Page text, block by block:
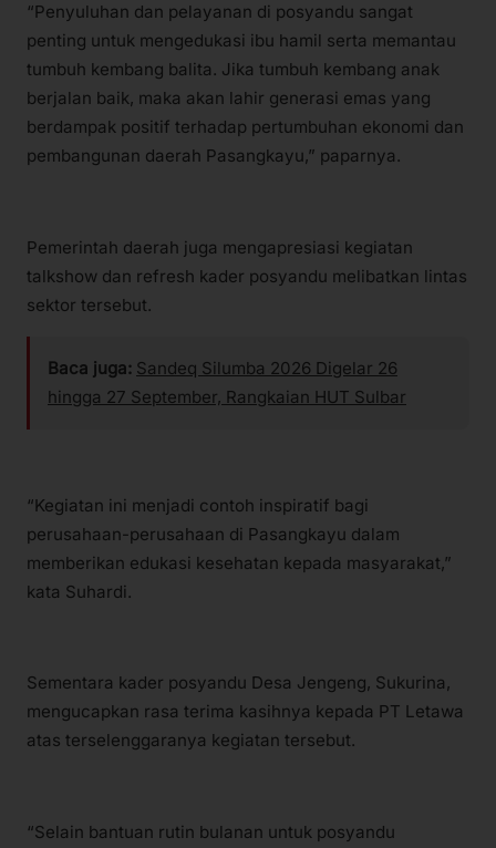
“Penyuluhan dan pelayanan di posyandu sangat
penting untuk mengedukasi ibu hamil serta memantau
tumbuh kembang balita. Jika tumbuh kembang anak
berjalan baik, maka akan lahir generasi emas yang
berdampak positif terhadap pertumbuhan ekonomi dan
pembangunan daerah Pasangkayu,” paparnya.
Pemerintah daerah juga mengapresiasi kegiatan
talkshow dan refresh kader posyandu melibatkan lintas
sektor tersebut.
Baca juga: Sandeq Silumba 2026 Digelar 26
hingga 27 September, Rangkaian HUT Sulbar
“Kegiatan ini menjadi contoh inspiratif bagi
perusahaan-perusahaan di Pasangkayu dalam
memberikan edukasi kesehatan kepada masyarakat,”
kata Suhardi.
Sementara kader posyandu Desa Jengeng, Sukurina,
mengucapkan rasa terima kasihnya kepada PT Letawa
atas terselenggaranya kegiatan tersebut.
“Selain bantuan rutin bulanan untuk posyandu